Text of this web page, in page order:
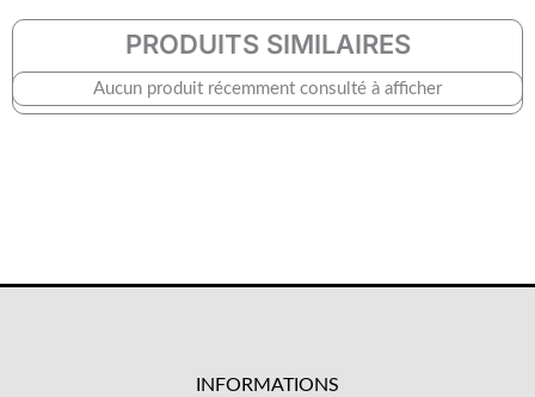
PRODUITS SIMILAIRES
Aucun produit récemment consulté à afficher
INFORMATIONS